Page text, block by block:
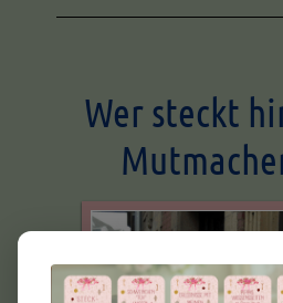
Wer steckt